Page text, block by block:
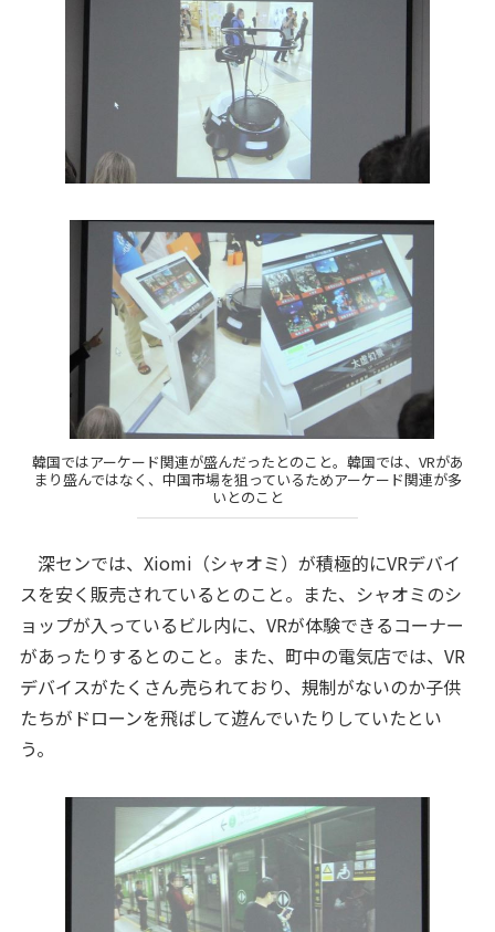
韓国ではアーケード関連が盛んだったとのこと。韓国では、VRがあ
まり盛んではなく、中国市場を狙っているためアーケード関連が多
いとのこと
深センでは、Xiomi（シャオミ）が積極的にVRデバイ
スを安く販売されているとのこと。また、シャオミのシ
ョップが入っているビル内に、VRが体験できるコーナー
があったりするとのこと。また、町中の電気店では、VR
デバイスがたくさん売られており、規制がないのか子供
たちがドローンを飛ばして遊んでいたりしていたとい
う。